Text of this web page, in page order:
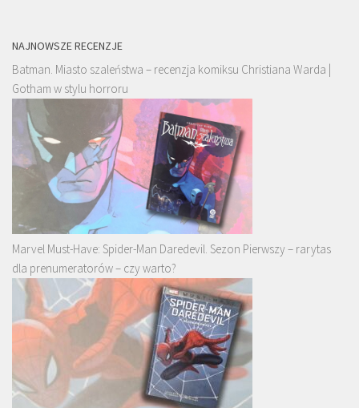
NAJNOWSZE RECENZJE
Batman. Miasto szaleństwa – recenzja komiksu Christiana Warda |
Gotham w stylu horroru
Marvel Must-Have: Spider-Man Daredevil. Sezon Pierwszy – rarytas
dla prenumeratorów – czy warto?